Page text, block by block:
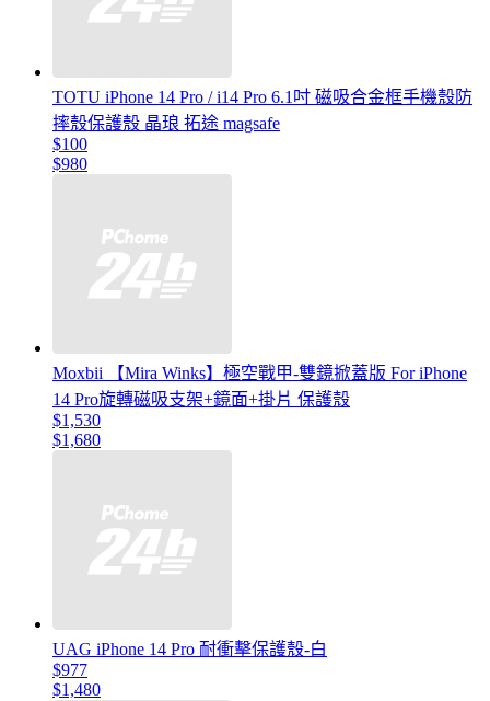
TOTU iPhone 14 Pro / i14 Pro 6.1吋 磁吸合金框手機殼防
摔殼保護殼 晶琅 拓途 magsafe
$100
$980
Moxbii 【Mira Winks】極空戰甲-雙鏡掀蓋版 For iPhone
14 Pro旋轉磁吸支架+鏡面+掛片 保護殼
$1,530
$1,680
UAG iPhone 14 Pro 耐衝擊保護殼-白
$977
$1,480